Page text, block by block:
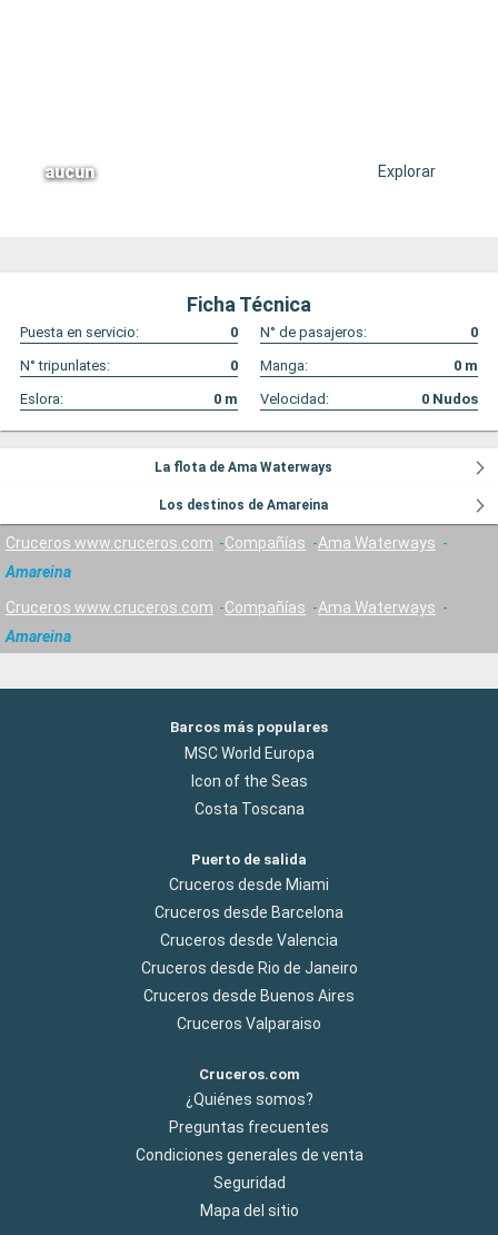
aucun Explorar
Ficha Técnica
Puesta en servicio: 0 N° de pasajeros:
0
N° tripunlates:
0 Manga: 0 m
Eslora:
0 m Velocidad: 0 Nudos
La flota de Ama Waterways
Los destinos de Amareina
Cruceros www.cruceros.com Compañías
Ama Waterways
Amareina
Cruceros www.cruceros.com Compañías
Ama Waterways
Amareina
Barcos más populares
MSC World Europa
Icon of the Seas
Costa Toscana
Puerto de salida
Cruceros desde Miami
Cruceros desde Barcelona
Cruceros desde Valencia
Cruceros desde Rio de Janeiro
Cruceros desde Buenos Aires
Cruceros Valparaiso
Cruceros.com
¿Quiénes somos?
Preguntas frecuentes
Condiciones generales de venta
Seguridad
Mapa del sitio